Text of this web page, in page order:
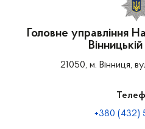
Головне управління
21050, м. Вінниця,
+380 (432)